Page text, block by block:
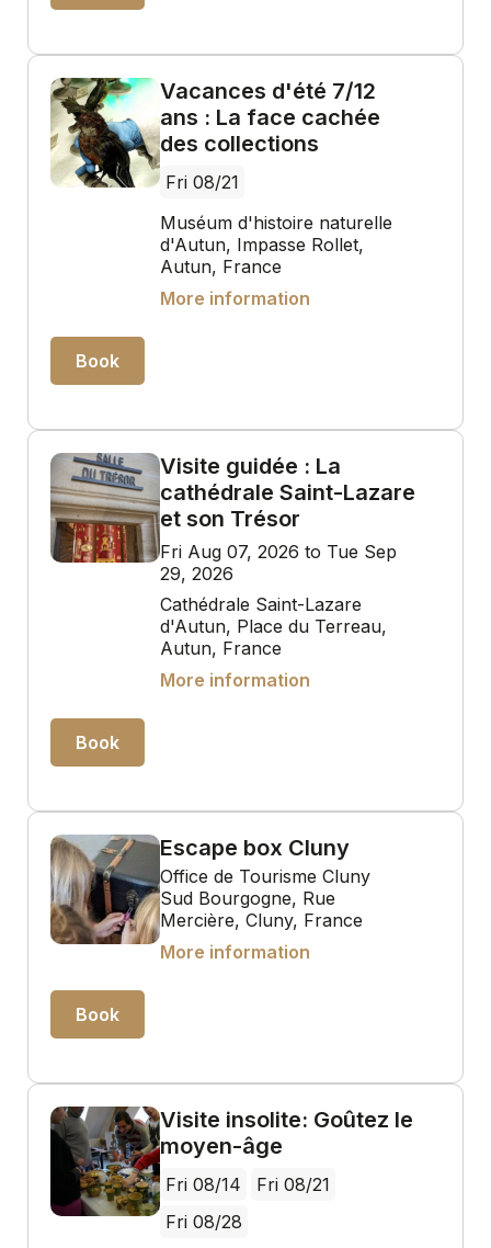
Vacances d'été 7/12
ans : La face cachée
des collections
Fri 08/21
Muséum d'histoire naturelle
d'Autun, Impasse Rollet,
Autun, France
More information
Book
Visite guidée : La
cathédrale Saint-Lazare
et son Trésor
Fri Aug 07, 2026 to Tue Sep
29, 2026
Cathédrale Saint-Lazare
d'Autun, Place du Terreau,
Autun, France
More information
Book
Escape box Cluny
Office de Tourisme Cluny
Sud Bourgogne, Rue
Mercière, Cluny, France
More information
Book
Visite insolite: Goûtez le
moyen-âge
Fri 08/14
Fri 08/21
Fri 08/28